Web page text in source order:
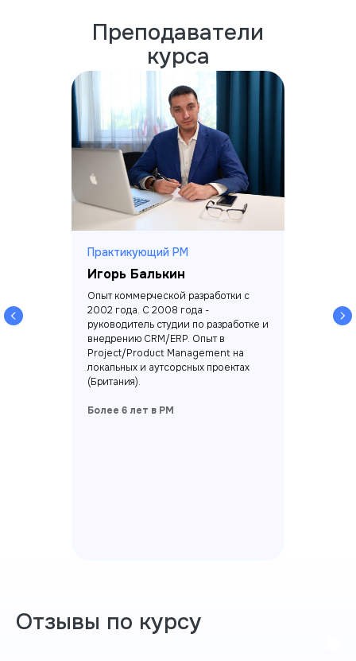
Преподаватели
курса
Практикующий PM
Игорь Балькин
Опыт коммерческой разработки с
2002 года. С 2008 года -
руководитель студии по разработке и
внедрению CRM/ERP. Опыт в
Project/Product Management на
локальных и аутсорсных проектах
(Британия).
Более 6 лет в PM
Отзывы по курсу